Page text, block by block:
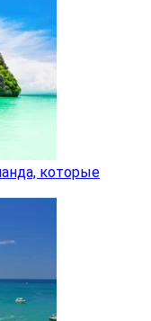
которые